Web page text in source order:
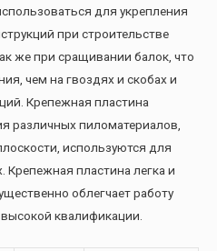
для укрепления
при строительстве
же при сращивании балок, что
чем на гвоздях и скобах и
Крепежная пластина
различных пиломатериалов,
используются для
Крепежная пластина легка и
облегчает работу
квалификации.